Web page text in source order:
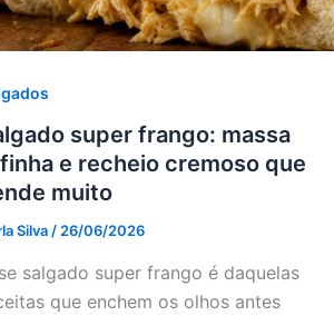
super frango: massa
e recheio cremoso que
muito
Silva/26/06/2026
salgado super frango é daquelas
que enchem os olhos antes